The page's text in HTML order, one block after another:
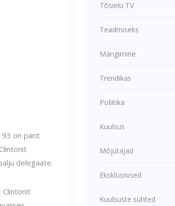
on pärit
delegaate.
Clintonit
Tõsielu TV
Teadmiseks
Mängimine
Trendikas
Poliitika
Kuulsus
Mõjutajad
Eksklusiivsed
Kuulsuste suhted